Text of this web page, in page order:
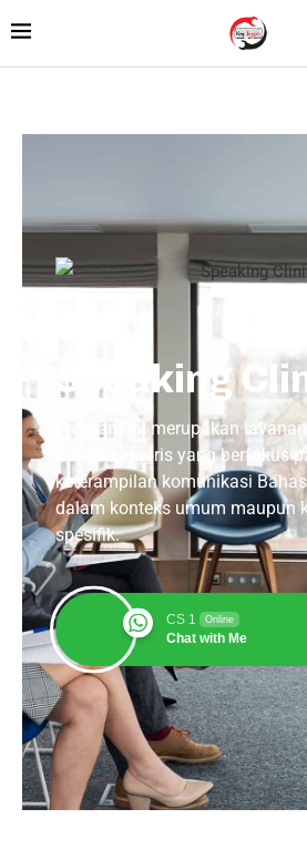
Speaking
Program ini merupakan
Bahasa Inggris yang berfokus
keterampilan komunikasi
dalam konteks umum maupun
spesifik.
CS 1 Online
Chat with Me